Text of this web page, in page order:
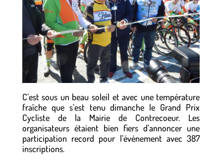
C’est sous un beau soleil et avec une température
fraîche que s’est tenu dimanche le Grand Prix
Cycliste de la Mairie de Contrecoeur. Les
organisateurs étaient bien fiers d’annoncer une
participation record pour l’événement avec 387
inscriptions.